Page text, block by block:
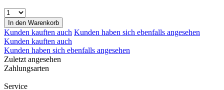
In den Warenkorb
Kunden kauften auch Kunden haben sich ebenfalls angesehen
Kunden kauften auch
Kunden haben sich ebenfalls angesehen
Zuletzt angesehen
Zahlungsarten
Service